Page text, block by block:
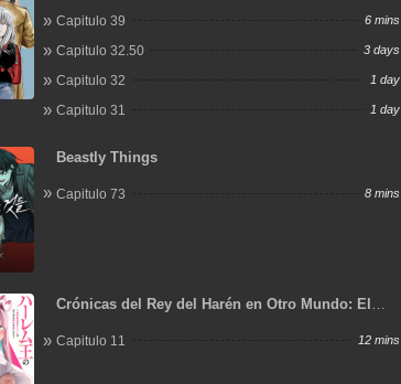
Capitulo 39 6 mins
Capitulo 32.50 3 days
Capitulo 32 1 day
Capitulo 31 1 day
Beastly Things
Capitulo 73 8 mins
Crónicas del Rey del Harén en Otro Mundo: El
Raza en su Esposa
Capitulo 11 12 mins